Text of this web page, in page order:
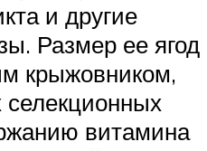
и другие
Размер ее ягод
крыжовником,
витамина